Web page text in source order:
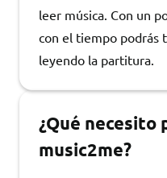
leer música. Con un
con el tiempo podrás
leyendo la partitura.
¿Qué necesito
music2me?